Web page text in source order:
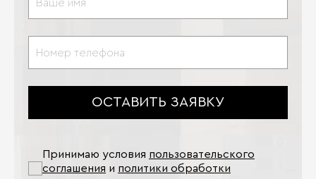
ОСТАВИТЬ ЗАЯВКУ
Принимаю условия пользовательского
соглашения и политики обработки